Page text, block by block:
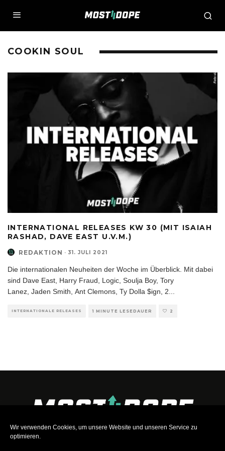
Wir verwenden Cookies, um unsere Website und unseren Service zu
optimieren.
COOKIN SOUL
INTERNATIONAL RELEASES KW 30 (MIT ISAIAH
RASHAD, DAVE EAST U.V.M.)
REDAKTION · 31. JULI 2021
Die internationalen Neuheiten der Woche im Überblick. Mit dabei
sind Dave East, Harry Fraud, Logic, Soulja Boy, Tory
Lanez, Jaden Smith, Ant Clemons, Ty Dolla $ign, 2
INTERNATIONALE RELEASES 1 MINUTE LESEDAUER 2